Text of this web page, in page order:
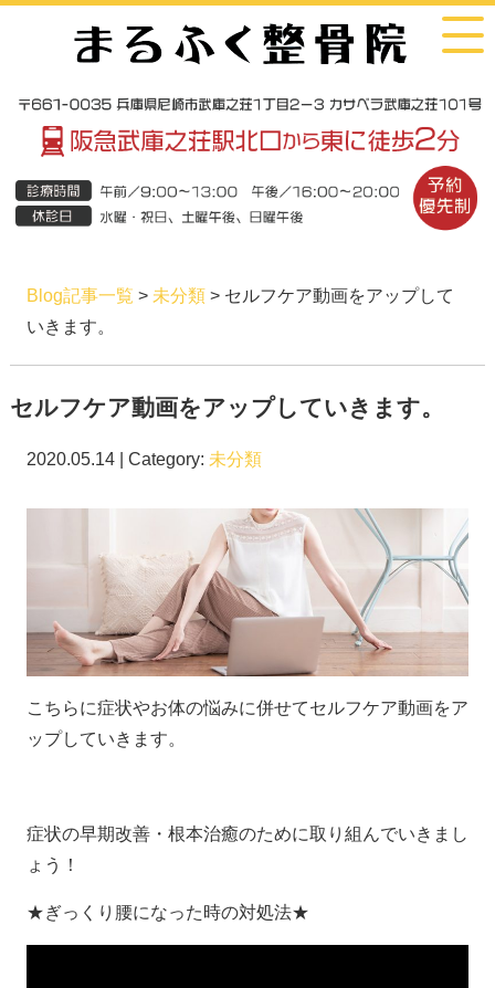
Blog記事一覧 > 未分類> セルフケア動画をアップして
いきます。
セルフケア動画をアップしていきます。
2020.05.14 | Category: 未分類
こちらに症状やお体の悩みに併せてセルフケア動画をア
ップしていきます。
症状の早期改善・根本治癒のために取り組んでいきまし
ょう！
★ぎっくり腰になった時の対処法★